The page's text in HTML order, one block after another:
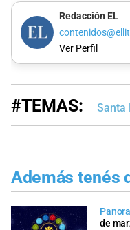
Redacción EL
Ver Perfil
#TEMAS: Santa
Además tenés
de